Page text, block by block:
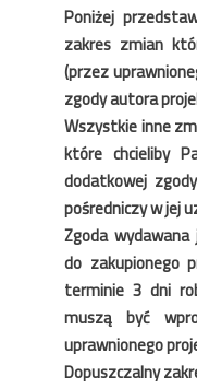
Poniżej
zakres zmian
(przez
zgody autora
Wszystkie inne
które chcieliby
dodatkowej
pośredniczy w jej
Zgoda
do zakupionego
terminie 3 dni
muszą być
uprawnionego
Dopuszczalny